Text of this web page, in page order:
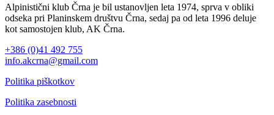
Alpinistični klub Črna je bil ustanovljen leta 1974, sprva v obliki
odseka pri Planinskem društvu Črna, sedaj pa od leta 1996 deluje
kot samostojen klub, AK Črna.
+386 (0)41 492 755
info.akcrna@gmail.com
Politika piškotkov
Politika zasebnosti